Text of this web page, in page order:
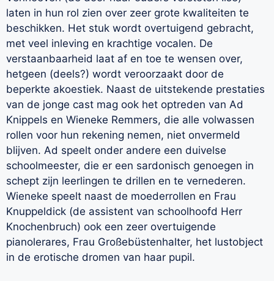
laten in hun rol zien over zeer grote kwaliteiten te
beschikken. Het stuk wordt overtuigend gebracht,
met veel inleving en krachtige vocalen. De
verstaanbaarheid laat af en toe te wensen over,
hetgeen (deels?) wordt veroorzaakt door de
beperkte akoestiek. Naast de uitstekende prestaties
van de jonge cast mag ook het optreden van Ad
Knippels en Wieneke Remmers, die alle volwassen
rollen voor hun rekening nemen, niet onvermeld
blijven. Ad speelt onder andere een duivelse
schoolmeester, die er een sardonisch genoegen in
schept zijn leerlingen te drillen en te vernederen.
Wieneke speelt naast de moederrollen en Frau
Knuppeldick (de assistent van schoolhoofd Herr
Knochenbruch) ook een zeer overtuigende
pianolerares, Frau Großebüstenhalter, het lustobject
in de erotische dromen van haar pupil.